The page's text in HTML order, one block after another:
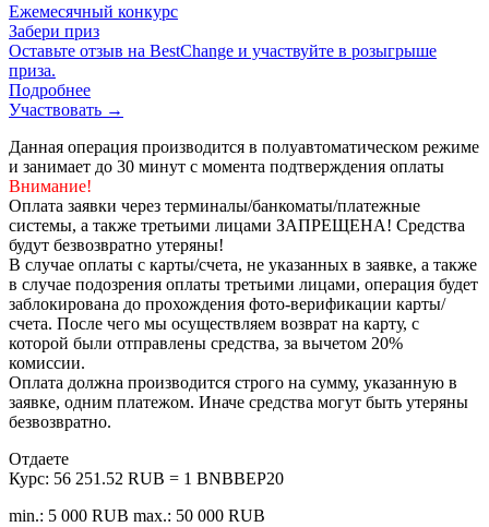
Ежемесячный конкурс
Забери приз
Оставьте отзыв на BestChange и участвуйте в розыгрыше
приза.
Подробнее
Участвовать →
Данная операция производится в полуавтоматическом режиме
и занимает до 30 минут с момента подтверждения оплаты
Внимание!
Оплата заявки через терминалы/банкоматы/платежные
системы, а также третьими лицами ЗАПРЕЩЕНА! Средства
будут безвозвратно утеряны!
В случае оплаты с карты/счета, не указанных в заявке, а также
в случае подозрения оплаты третьими лицами, операция будет
заблокирована до прохождения фото-верификации карты/
счета. После чего мы осуществляем возврат на карту, с
которой были отправлены средства, за вычетом 20%
комиссии.
Оплата должна производится строго на сумму, указанную в
заявке, одним платежом. Иначе средства могут быть утеряны
безвозвратно.
Отдаете
Курс: 56 251.52 RUB = 1 BNBBEP20
min.: 5 000 RUB max.: 50 000 RUB